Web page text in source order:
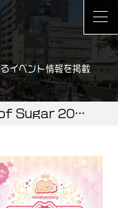
イベント情報を掲載
Lump of Sugar 20周年 POP UP SHOP